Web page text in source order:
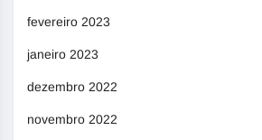
fevereiro 2023
janeiro 2023
dezembro 2022
novembro 2022